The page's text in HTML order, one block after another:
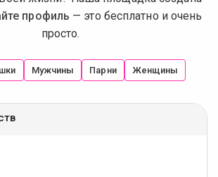
профиль — это бесплатно и очень
просто.
Мужчины Парни Женщины